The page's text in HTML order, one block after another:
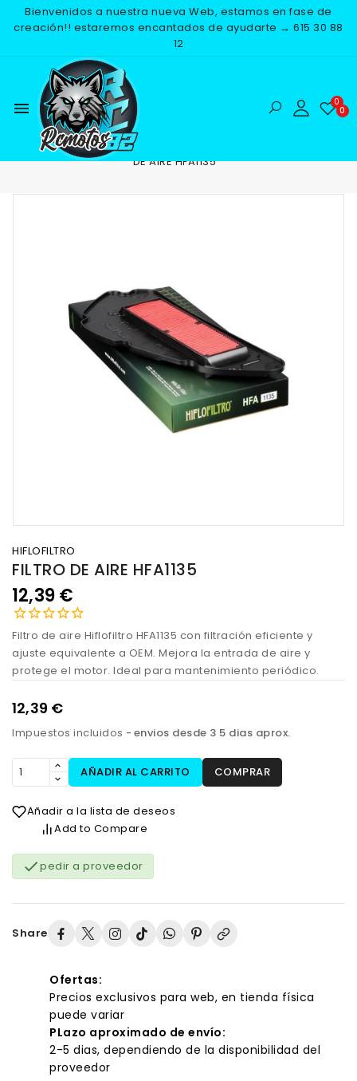
Bienvenidos a nuestra nueva Web, estamos en fase de
creación!! estaremos encantados de ayudarte → 615 30 88
12
menu
Inicio RECAMBIOS
DE AIRE HFA1135
HIFLOFILTRO
FILTRO DE AIRE HFA1135
12,39 €
Filtro de aire Hiflofiltro HFA1135 con filtración eficiente y
ajuste equivalente a OEM. Mejora la entrada de aire y
protege el motor. Ideal para mantenimiento periódico.
12,39 €
Impuestos incluidos envios desde 3 5 dias aprox.
AÑADIR AL CARRITO COMPRAR
Añadir a la lista de deseos
Add to Compare
pedir a proveedor
Share
Ofertas:
Precios exclusivos para web, en tienda física
puede variar
PLazo aproximado de envío:
2-5 dias, dependiendo de la disponibilidad del
proveedor